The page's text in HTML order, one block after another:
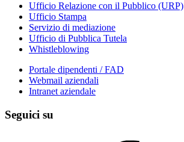
Ufficio Relazione con il Pubblico (URP)
Ufficio Stampa
Servizio di mediazione
Ufficio di Pubblica Tutela
Whistleblowing
Portale dipendenti / FAD
Webmail aziendali
Intranet aziendale
Seguici su